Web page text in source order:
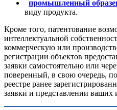
промышленный
виду продукта.
Кроме того, патентование
интеллектуальной
коммерческую или
регистрации объектов
заявки самостоятельно или
поверенный, в свою очередь,
реестре ранее
заявки и представлении